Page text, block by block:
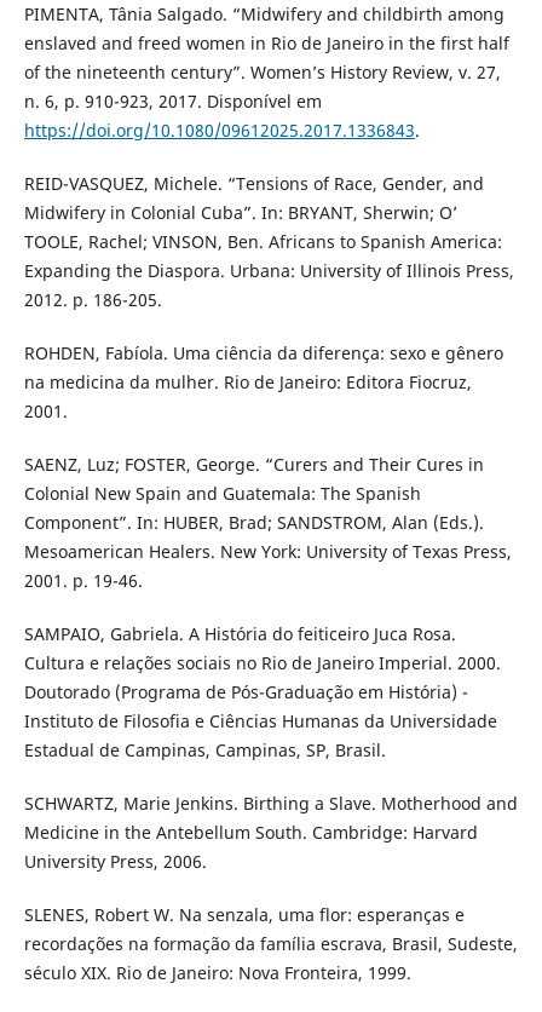
PIMENTA, Tânia Salgado. “Midwifery and childbirth among
enslaved and freed women in Rio de Janeiro in the first half
of the nineteenth century”. Women’s History Review, v. 27,
n. 6, p. 910-923, 2017. Disponível em
https://doi.org/10.1080/09612025.2017.1336843.
REID-VASQUEZ, Michele. “Tensions of Race, Gender, and
Midwifery in Colonial Cuba”. In: BRYANT, Sherwin; O’
TOOLE, Rachel; VINSON, Ben. Africans to Spanish America:
Expanding the Diaspora. Urbana: University of Illinois Press,
2012. p. 186-205.
ROHDEN, Fabíola. Uma ciência da diferença: sexo e gênero
na medicina da mulher. Rio de Janeiro: Editora Fiocruz,
2001.
SAENZ, Luz; FOSTER, George. “Curers and Their Cures in
Colonial New Spain and Guatemala: The Spanish
Component”. In: HUBER, Brad; SANDSTROM, Alan (Eds.).
Mesoamerican Healers. New York: University of Texas Press,
2001. p. 19-46.
SAMPAIO, Gabriela. A História do feiticeiro Juca Rosa.
Cultura e relações sociais no Rio de Janeiro Imperial. 2000.
Doutorado (Programa de Pós-Graduação em História) -
Instituto de Filosofia e Ciências Humanas da Universidade
Estadual de Campinas, Campinas, SP, Brasil.
SCHWARTZ, Marie Jenkins. Birthing a Slave. Motherhood and
Medicine in the Antebellum South. Cambridge: Harvard
University Press, 2006.
SLENES, Robert W. Na senzala, uma flor: esperanças e
recordações na formação da família escrava, Brasil, Sudeste,
século XIX. Rio de Janeiro: Nova Fronteira, 1999.